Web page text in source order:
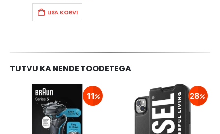
LISA KORVI
TUTVU KA NENDE TOODETEGA
11 28